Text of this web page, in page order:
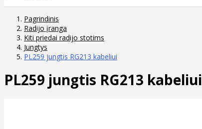
Pagrindinis
Radijo įranga
Kiti priedai radijo stotims
Jungtys
PL259 jungtis RG213 kabeliui
PL259 jungtis RG213 kabeliui